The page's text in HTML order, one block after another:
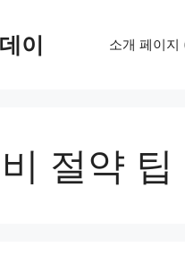
이 소개 페이지
절약 팁